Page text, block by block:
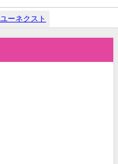
ユーネクスト